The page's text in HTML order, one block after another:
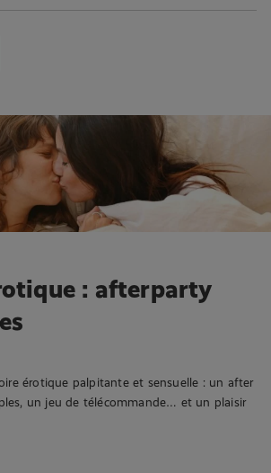
: afterparty
érotique palpitante et sensuelle : un after
un jeu de télécommande… et un plaisir